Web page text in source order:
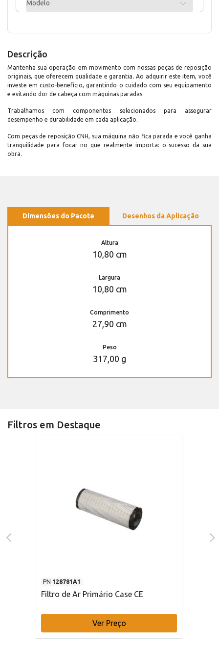
Modelo
Descrição
Mantenha sua operação em movimento com nossas peças de reposição
originais, que oferecem qualidade e garantia. Ao adquirir este item, você
investe em custo-benefício, garantindo o cuidado com seu equipamento
e evitando dor de cabeça com máquinas paradas.
Trabalhamos com componentes selecionados para assegurar
desempenho e durabilidade em cada aplicação.
Com peças de reposição CNH, sua máquina não fica parada e você ganha
tranquilidade para focar no que realmente importa: o sucesso da sua
obra.
Dimensões do Pacote Desenhos da Aplicação
Altura
10,80 cm
Largura
10,80 cm
Comprimento
27,90 cm
Peso
317,00 g
Filtros em Destaque
PN 128781A1
Filtro de Ar Primário Case CE
Ver Preço